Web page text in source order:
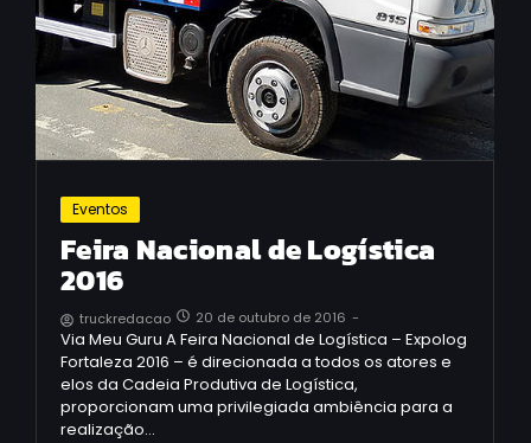
Eventos
Feira Nacional de Logística
2016
truckredacao 20 de outubro de 2016 -
Via Meu Guru A Feira Nacional de Logística – Expolog
Fortaleza 2016 – é direcionada a todos os atores e
elos da Cadeia Produtiva de Logística,
proporcionam uma privilegiada ambiência para a
realização…